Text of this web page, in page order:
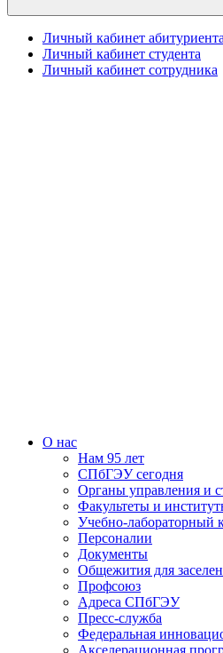
Личный кабинет абитуриента
Личный кабинет студента
Личный кабинет сотрудника
О нас
Нам 95 лет
СПбГЭУ сегодня
Органы управления и
Факультеты и
Учебно-лабораторный
Персоналии
Документы
Общежития для
Профсоюз
Адреса СПбГЭУ
Пресс-служба
Федеральная
Акселерационная